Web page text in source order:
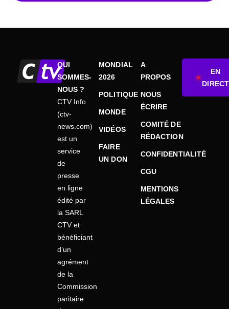
QUI
SOMMES-
NOUS ?
CTV Info
(ctv-
news.com)
est un
service
de
presse
en ligne
édité par
la SARL
CTV et
bénéficiant
d’un
agrément
de la
Commission
paritaire
MONDIAL
2026
POLITIQUE
MONDE
VIDÉOS
FAIRE
UN DON
A
PROPOS
NOUS
ÉCRIRE
COMITÉ DE
RÉDACTION
CONFIDENTIALITÉ
CGU
MENTIONS
LÉGALES
EN
DIRECT